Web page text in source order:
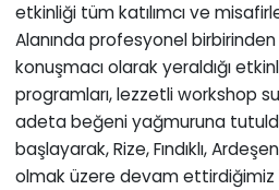
etkinliği tüm katılımcı ve
Alanında profesyonel
konuşmacı olarak yeraldığı
programları, lezzetli workshop
adeta beğeni yağmuruna
başlayarak, Rize, Fındıklı,
olmak üzere devam ettirdiğimiz